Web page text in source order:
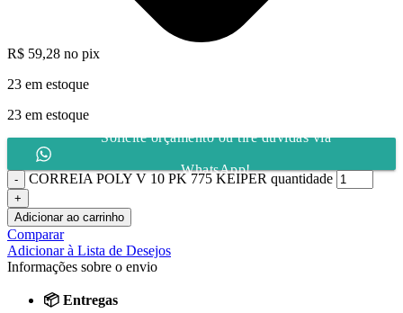
R$ 59,28 no pix
23 em estoque
23 em estoque
Solicite orçamento ou tire dúvidas via
WhatsApp!
CORREIA POLY V 10 PK 775 KEIPER quantidade
Adicionar ao carrinho
Comparar
Adicionar à Lista de Desejos
Informações sobre o envio
📦 Entregas